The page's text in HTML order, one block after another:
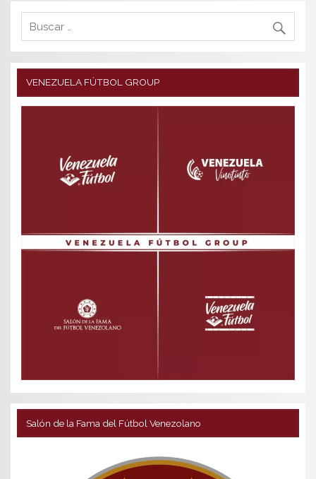
VENEZUELA FÚTBOL GROUP
Salón de la Fama del Fútbol Venezolano